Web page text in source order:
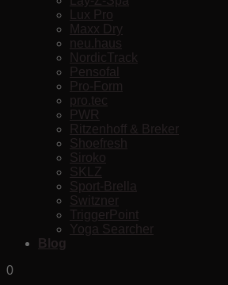
Lux Pro
Maxx Dry
neu.haus
NordicTrack
Pensofal
Pro-Form
pro.tec
PWR
Ritzenhoff & Breker
Shoefresh
Siroko
SKLZ
Sport-Brella
Switzner
TriggerPoint
Yoga Searcher
Blog
0